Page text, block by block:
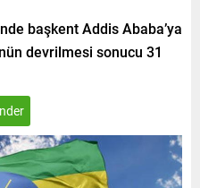
başkent Addis Ababa’ya
devrilmesi sonucu 31